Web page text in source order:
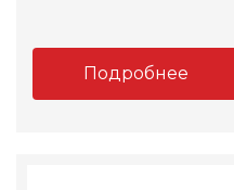
Подробнее